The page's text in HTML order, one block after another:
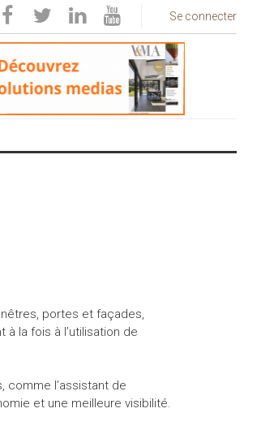
Se connecter
portes et façades,
à la fois à l’utilisation de
comme l’assistant de
et une meilleure visibilité.